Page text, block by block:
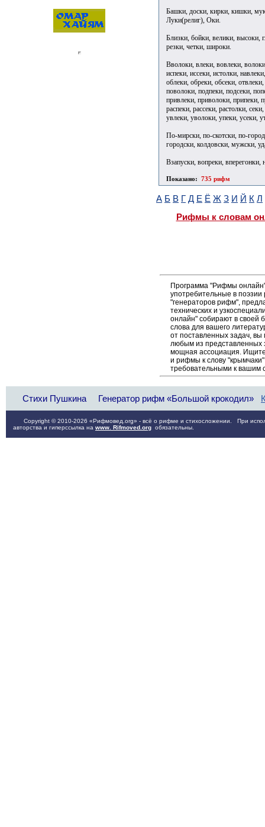
Башки, доски, кирки, кишки,
Луки(религ), Оки.
Близки, бойки, велики, высоки,
резки, четки, широки.
Вволоки, влеки, вовлеки,
испеки, иссеки, истолки,
облеки, обреки, обсеки,
поволоки, подпеки, подсеки,
привлеки, приволоки, припеки,
распеки, рассеки, растолки,
увлеки, уволоки, упеки, усеки,
По-мирски, по-скотски, по-
городски, колдовски, мужски,
Взапуски, вопреки, вперегонки,
Показано: 735 рифм
А Б В Г Д Е Ё Ж З И Й К Л
Рифмы к словам
Программа "Рифмы
употребительные в
"генераторов рифм",
технических и
онлайн" собирают в своей
слова для вашего
от поставленных задач,
любым из
мощная ассоциация. Ищите
и рифмы к слову
требовательными к вашим
Стихи Пушкина Генератор рифм «Большой крокодил»
Copyright © 2010-2026 «Рифмовед.org» - всё о рифме и стихосложении. При
авторства и гиперссылка на www. Rifmoved.org обязательны.